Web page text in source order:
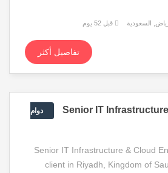
السعودية قبل 52 يوم
تفاصيل أكثر
Senior IT دوام
Senior IT Infrastructure & Cloud
client in Riyadh, Kingdom of